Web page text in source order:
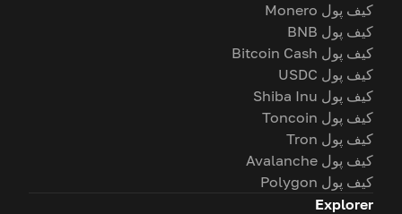
کیف پول Monero
کیف پول BNB
کیف پول Bitcoin Cash
کیف پول USDC
کیف پول Shiba Inu
کیف پول Toncoin
کیف پول Tron
کیف پول Avalanche
کیف پول Polygon
Explorer